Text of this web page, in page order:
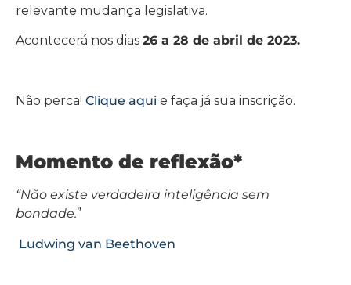
relevante mudança legislativa.
Acontecerá nos dias 26 a 28 de abril de 2023.
Não perca! Clique aqui e faça já sua inscrição.
Momento de reflexão*
“Não existe verdadeira inteligência sem
bondade.”
Ludwing van Beethoven